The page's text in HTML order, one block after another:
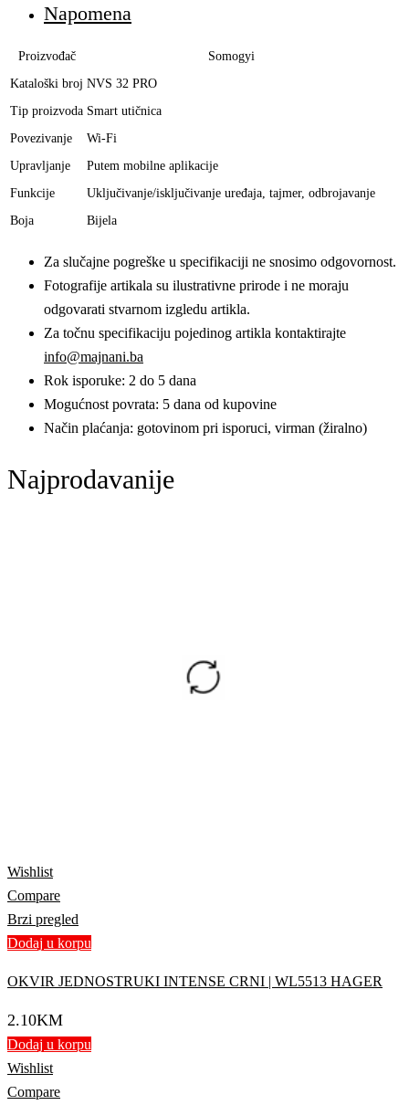
Napomena
Proizvođač
Somogyi
Kataloški broj NVS 32 PRO
Tip proizvoda Smart utičnica
Povezivanje
Wi-Fi
Upravljanje
Putem mobilne aplikacije
Funkcije
Uključivanje/isključivanje uređaja, tajmer, odbrojavanje
Boja
Bijela
Za slučajne pogreške u specifikaciji ne snosimo odgovornost.
Fotografije artikala su ilustrativne prirode i ne moraju
odgovarati stvarnom izgledu artikla.
Za točnu specifikaciju pojedinog artikla kontaktirajte
info@majnani.ba
Rok isporuke: 2 do 5 dana
Mogućnost povrata: 5 dana od kupovine
Način plaćanja: gotovinom pri isporuci, virman (žiralno)
Najprodavanije
Wishlist
Compare
Brzi pregled
Dodaj u korpu
OKVIR JEDNOSTRUKI INTENSE CRNI | WL5513 HAGER
2.10KM
Dodaj u korpu
Wishlist
Compare